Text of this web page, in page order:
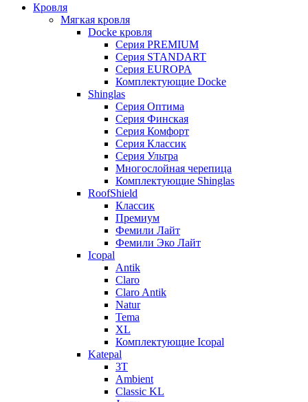
Кровля
Мягкая кровля
Docke кровля
Серия PREMIUM
Серия STANDART
Серия EUROPA
Комплектующие Docke
Shinglas
Серия Оптима
Серия Финская
Серия Комфорт
Серия Классик
Серия Ультра
Многослойная черепица
Комплектующие Shinglas
RoofShield
Классик
Премиум
Фемили Лайт
Фемили Эко Лайт
Icopal
Antik
Claro
Claro Antik
Natur
Tema
XL
Комплектующие Icopal
Katepal
3T
Ambient
Classic KL